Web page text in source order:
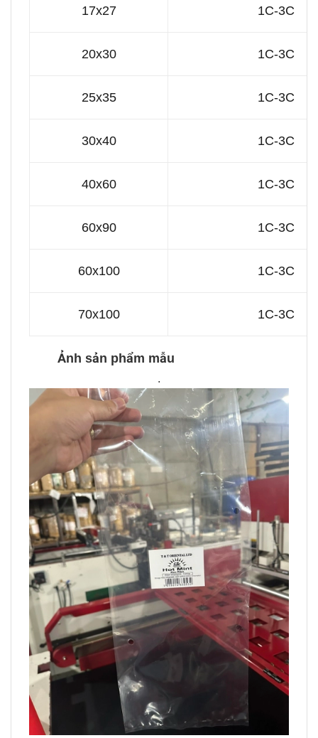
17x27 1C-3C
20x30 1C-3C
25x35 1C-3C
30x40 1C-3C
40x60 1C-3C
60x90 1C-3C
60x100 1C-3C
70x100 1C-3C
Ảnh sản phẩm mẫu
.